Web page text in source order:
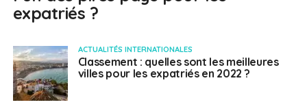
expatriés ?
ACTUALITÉS INTERNATIONALES
Classement : quelles sont les meilleures
villes pour les expatriés en 2022 ?